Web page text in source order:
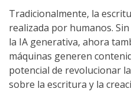
Tradicionalmente, la
realizada por humanos.
la IA generativa, ahora
máquinas generen
potencial de revolucionar
sobre la escritura y la